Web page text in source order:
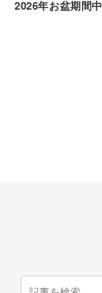
2026年お盆期間